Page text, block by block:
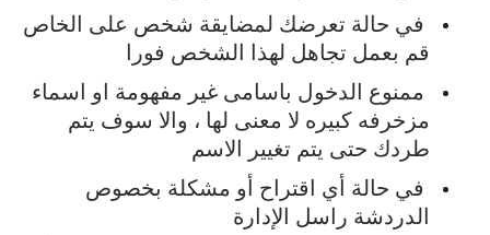
في حالة تعرضك لمضايقة شخص على الخاص
قم بعمل تجاهل لهذا الشخص فورا
ممنوع الدخول باسامى غير مفهومة او اسماء
مزخرفه كبيره لا معنى لها ، والا سوف يتم
طردك حتى يتم تغيير الاسم
في حالة أي اقتراح أو مشكلة بخصوص
الدردشة راسل الإدارة